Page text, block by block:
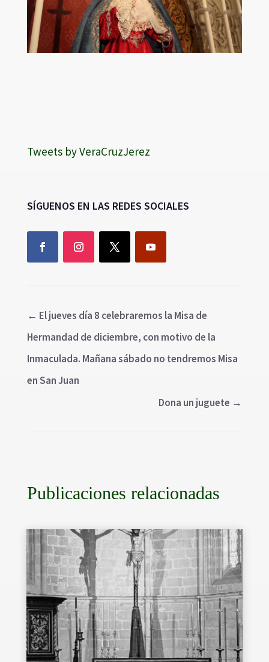
Tweets by VeraCruzJerez
SÍGUENOS EN LAS REDES SOCIALES
← El jueves día 8 celebraremos la Misa de
Hermandad de diciembre, con motivo de la
Inmaculada. Mañana sábado no tendremos Misa
en San Juan
Dona un juguete →
Publicaciones relacionadas